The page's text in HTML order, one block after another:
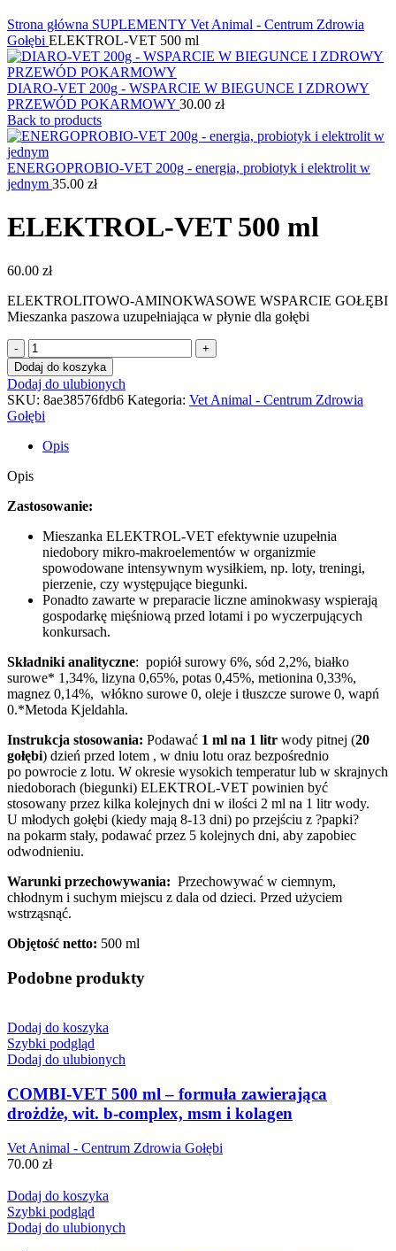
Strona główna SUPLEMENTY Vet Animal - Centrum Zdrowia
Gołębi ELEKTROL-VET 500 ml
DIARO-VET 200g - WSPARCIE W BIEGUNCE I ZDROWY
PRZEWÓD POKARMOWY 30.00 zł
Back to products
ENERGOPROBIO-VET 200g - energia, probiotyk i elektrolit w
jednym 35.00 zł
ELEKTROL-VET 500 ml
60.00 zł
ELEKTROLITOWO-AMINOKWASOWE WSPARCIE GOŁĘBI
Mieszanka paszowa uzupełniająca w płynie dla gołębi
ilość
ELEKTROL-
VET
500
ml
Dodaj do koszyka
Dodaj do ulubionych
SKU: 8ae38576fdb6 Kategoria: Vet Animal - Centrum Zdrowia
Gołębi
Opis
Opis
Zastosowanie:
Mieszanka ELEKTROL-VET efektywnie uzupełnia
niedobory mikro-makroelementów w organizmie
spowodowane intensywnym wysiłkiem, np. loty, treningi,
pierzenie, czy występujące biegunki.
Ponadto zawarte w preparacie liczne aminokwasy wspierają
gospodarkę mięśniową przed lotami i po wyczerpujących
konkursach.
Składniki analityczne: popiół surowy 6%, sód 2,2%, białko
surowe* 1,34%, lizyna 0,65%, potas 0,45%, metionina 0,33%,
magnez 0,14%, włókno surowe 0, oleje i tłuszcze surowe 0, wapń
0.*Metoda Kjeldahla.
Instrukcja stosowania: Podawać 1 ml na 1 litr wody pitnej (20
gołębi) dzień przed lotem , w dniu lotu oraz bezpośrednio
po powrocie z lotu. W okresie wysokich temperatur lub w skrajnych
niedoborach (biegunki) ELEKTROL-VET powinien być
stosowany przez kilka kolejnych dni w ilości 2 ml na 1 litr wody.
U młodych gołębi (kiedy mają 8-13 dni) po przejściu z ?papki?
na pokarm stały, podawać przez 5 kolejnych dni, aby zapobiec
odwodnieniu.
Warunki przechowywania: Przechowywać w ciemnym,
chłodnym i suchym miejscu z dala od dzieci. Przed użyciem
wstrząsnąć.
Objętość netto: 500 ml
Podobne produkty
Dodaj do koszyka
Szybki podgląd
Dodaj do ulubionych
COMBI-VET 500 ml – formuła zawierająca
drożdże, wit. b-complex, msm i kolagen
Vet Animal - Centrum Zdrowia Gołębi
70.00 zł
Dodaj do koszyka
Szybki podgląd
Dodaj do ulubionych